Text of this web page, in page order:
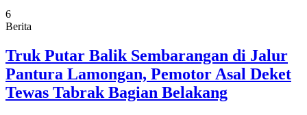
6
Berita
Truk Putar Balik Sembarangan di Jalur
Pantura Lamongan, Pemotor Asal Deket
Tewas Tabrak Bagian Belakang